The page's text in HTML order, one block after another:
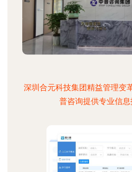
深圳合元科技集团精益管理变
普咨询提供专业信